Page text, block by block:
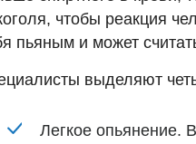
чтобы реакция
пьяным и может
выделяют
Легкое опьянение.